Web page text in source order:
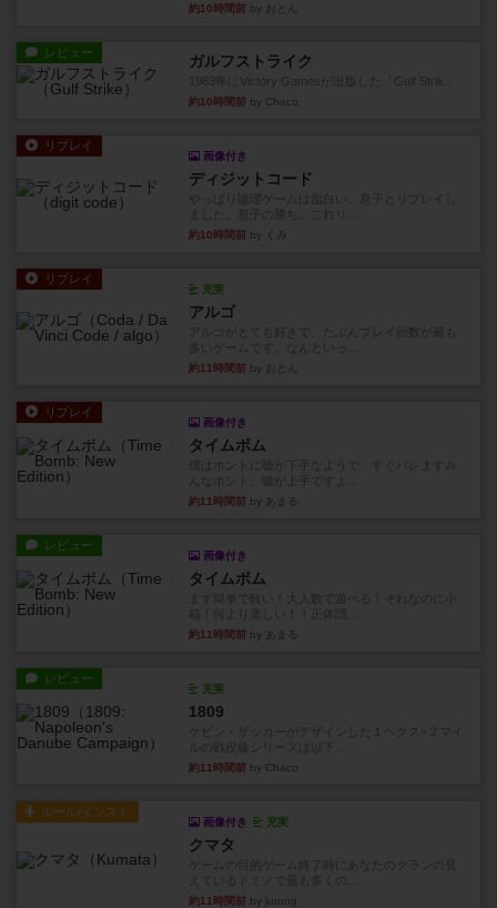
約10時間前 by おとん
レビュー ガルフストライク
1983年にVictory Gamesが出版した『Gulf Strik...
約10時間前 by Chaco
リプレイ
画像付き
ディジットコード
ました。息子の勝ち。これリ...
約10時間前 by くみ
リプレイ
充実
アルゴ
アルゴがとても好きで、たぶんプレイ回数が最も
多いゲームです。なんといっ...
約11時間前 by おとん
リプレイ
画像付き
タイムボム
僕はホントに嘘が下手なようで、すぐバレますみ
んなホント、嘘が上手ですよ...
約11時間前 by あまる
レビュー
画像付き
タイムボム
まず簡単で軽い！大人数で遊べる！それなのに小
箱！何より楽しい！！正体隠...
約11時間前 by あまる
レビュー
充実
1809
ケビン・ザッカーがデザインした１ヘクス=２マイ
ルの戦役級シリーズは以下...
約11時間前 by Chaco
ルール/インスト
画像付き 充実
クマタ
ゲームの目的ゲーム終了時にあなたのクランの見
えているドミノで最も多くの...
約11時間前 by jurong